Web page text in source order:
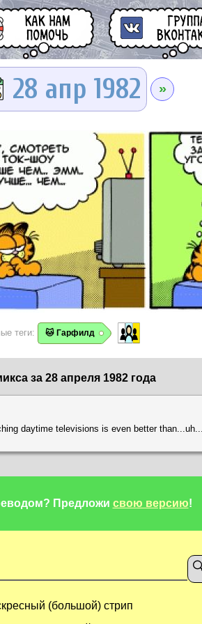
28 апр 1982 »
теги: 🐱 Гарфилд
за 28 апреля 1982 года
daytime televisions is even better
Предложи свою версию!
(большой) стрип